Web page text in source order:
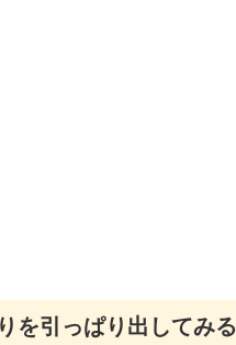
を引っぱり出してみる